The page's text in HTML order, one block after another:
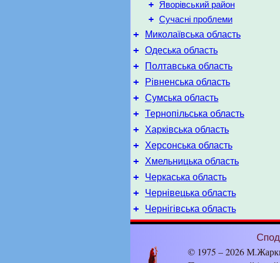
+ Яворівський район
+ Сучасні проблеми
+ Миколаївська область
+ Одеська область
+ Полтавська область
+ Рівненська область
+ Сумська область
+ Тернопільська область
+ Харківська область
+ Херсонська область
+ Хмельницька область
+ Черкаська область
+ Чернівецька область
+ Чернігівська область
© 1975 – 2026